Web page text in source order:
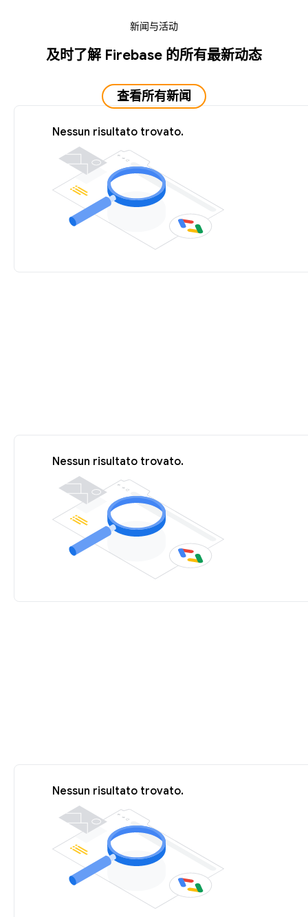
新闻与活动
及时了解 Firebase 的所有最新动态
查看所有新闻
Nessun risultato trovato.
Nessun risultato trovato.
Nessun risultato trovato.